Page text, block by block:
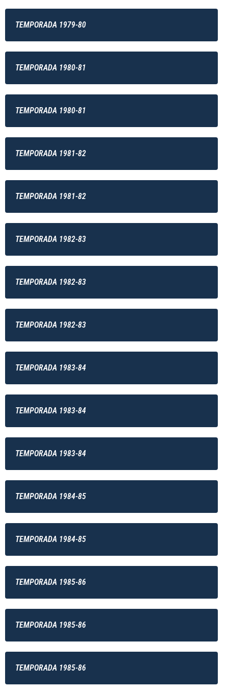
TEMPORADA 1979-80
TEMPORADA 1980-81
TEMPORADA 1980-81
TEMPORADA 1981-82
TEMPORADA 1981-82
TEMPORADA 1982-83
TEMPORADA 1982-83
TEMPORADA 1982-83
TEMPORADA 1983-84
TEMPORADA 1983-84
TEMPORADA 1983-84
TEMPORADA 1984-85
TEMPORADA 1984-85
TEMPORADA 1985-86
TEMPORADA 1985-86
TEMPORADA 1985-86